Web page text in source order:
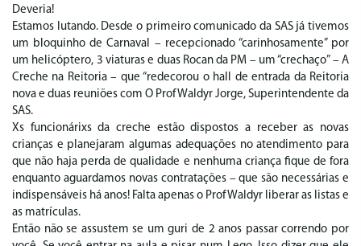
Deveria!
Estamos lutando. Desde o primeiro comunicado da SAS já tivemos
um bloquinho de Carnaval – recepcionado “carinhosamente” por
um helicóptero, 3 viaturas e duas Rocan da PM – um “crechaço” – A
Creche na Reitoria – que “redecorou o hall de entrada da Reitoria
nova e duas reuniões com O Prof Waldyr Jorge, Superintendente da
SAS.
Xs funcionárixs da creche estão dispostos a receber as novas
crianças e planejaram algumas adequações no atendimento para
que não haja perda de qualidade e nenhuma criança fique de fora
enquanto aguardamos novas contratações – que são necessárias e
indispensáveis há anos! Falta apenas o Prof Waldyr liberar as listas e
as matrículas.
Então não se assustem se um guri de 2 anos passar correndo por